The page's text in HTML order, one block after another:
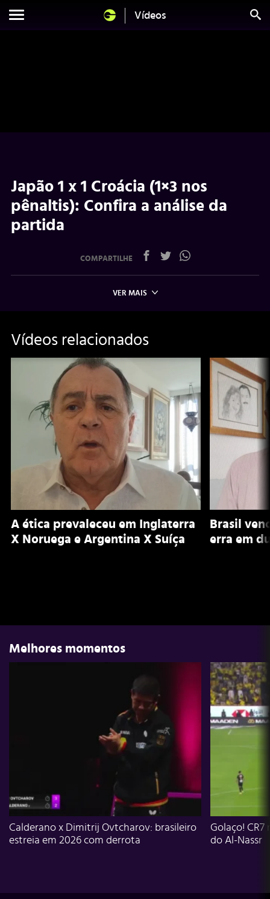
Vídeos
Japão 1 x 1 Croácia (1×3 nos
pênaltis): Confira a análise da
partida
COMPARTILHE
VER MAIS
Vídeos relacionados
A ética prevaleceu em Inglaterra
X Noruega e Argentina X Suíça
Brasil
erra em
Melhores momentos
Calderano x Dimitrij Ovtcharov: brasileiro
estreia em 2026 com derrota
Golaço!
do Al-Nassr